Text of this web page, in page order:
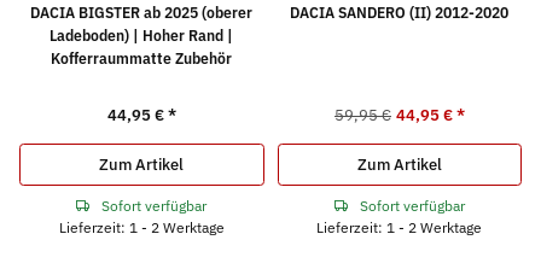
DACIA BIGSTER ab 2025 (oberer
Ladeboden) | Hoher Rand |
Kofferraummatte Zubehör
44,95 €*
Zum Artikel
Sofort verfügbar
Lieferzeit: 1 - 2 Werktage
DACIA SANDERO (II) 2012-2020
59,95 € 44,95 €*
Zum Artikel
Sofort verfügbar
Lieferzeit: 1 - 2 Werktage